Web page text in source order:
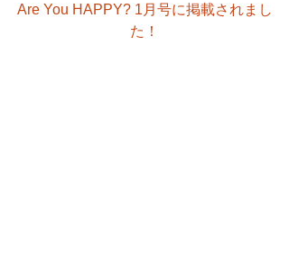
Are You HAPPY? 1月号に掲載されまし
た！